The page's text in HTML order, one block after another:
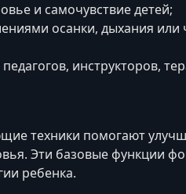
и самочувствие детей;
осанки, дыхания
инструкторов,
техники помогают
Эти базовые функции
ребенка.